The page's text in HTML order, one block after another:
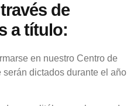
de
a título:
en nuestro Centro de
dictados durante el año